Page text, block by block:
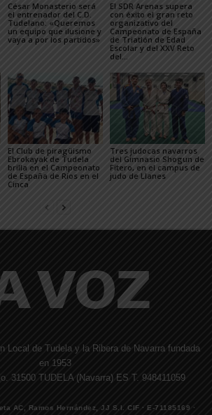
César Monasterio será
el entrenador del C.D.
Tudelano: «Queremos
un equipo que ilusione y
vaya a por los partidos»
El SDR Arenas supera
con éxito el gran reto
organizativo del
Campeonato de España
de Triatlón de Edad
Escolar y del XXV Reto
del...
El Club de piragüismo
Ebrokayak de Tudela
brilla en el Campeonato
de España de Ríos en el
Cinca
Tres judocas navarros
del Gimnasio Shogun de
Fitero, en el campus de
judo de Llanes
Local de Tudela y la Ribera de Navarra fundada
en 1953
31500 TUDELA (Navarra) ES T. 948411059
AC, Ramos Hernández, JJ S.I. CIF · E-71185169 ·